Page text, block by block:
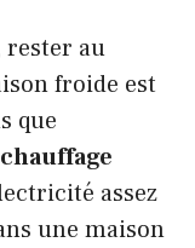
rester au
froide est
que
assez
une maison